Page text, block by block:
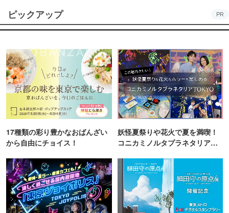
ピックアップ PR
17種類の彩り豊かなおばんざい
から自由にチョイス！
妖怪夏祭りや花火で夏を満喫！
コニカミノルタプラネタリア